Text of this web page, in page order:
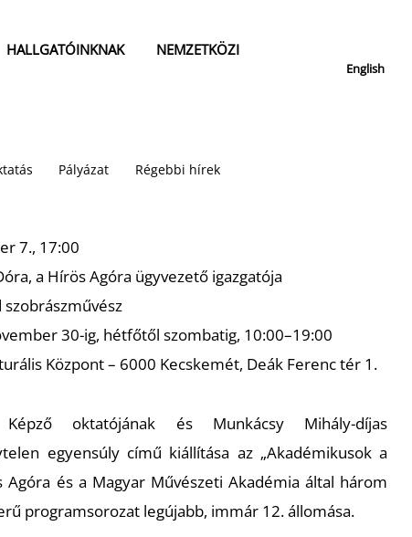
HALLGATÓINKNAK
NEMZETKÖZI
English
Pályázat Régebbi hírek
7., 17:00
a Hírös Agóra ügyvezető igazgatója
30-ig, hétfőtől szombatig, 10:00–19:00
Központ – 6000 Kecskemét, Deák Ferenc tér 1.
oktatójának és Munkácsy Mihály-díjas
egyensúlycímű kiállítása az „Akadémikusok a
és a Magyar Művészeti Akadémia által három
programsorozat legújabb, immár 12. állomása.